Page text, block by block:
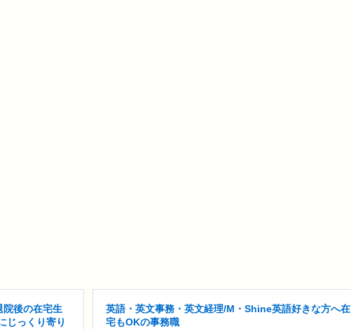
院後の在宅生
じっくり寄り
英語・英文事務・英文経理/M・Shine英語好きな方へ在
宅もOKの事務職